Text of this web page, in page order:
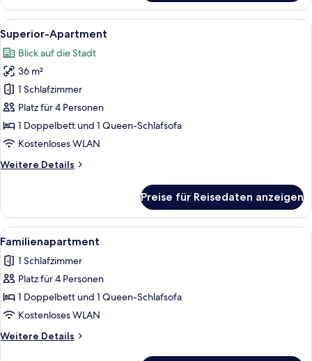
Studio
Alle
Fotos
für
Superior-
Apartment
anzeigen
Ein modernes Zimmer mit einer
5
Superior-Apartment
Blick auf die Stadt
36 m²
1 Schlafzimmer
Platz für 4 Personen
1 Doppelbett und 1 Queen-Schlafsofa
Kostenloses WLAN
Weitere Details
Weitere
Apartment
Preise für Reisedaten anzeigen
Alle
Fotos
für
Familienapartment
anzeigen
Ein modernes Wohnzimmer mit
4
Familienapartment
1 Schlafzimmer
Platz für 4 Personen
1 Doppelbett und 1 Queen-Schlafsofa
Kostenloses WLAN
Weitere Details
Weitere